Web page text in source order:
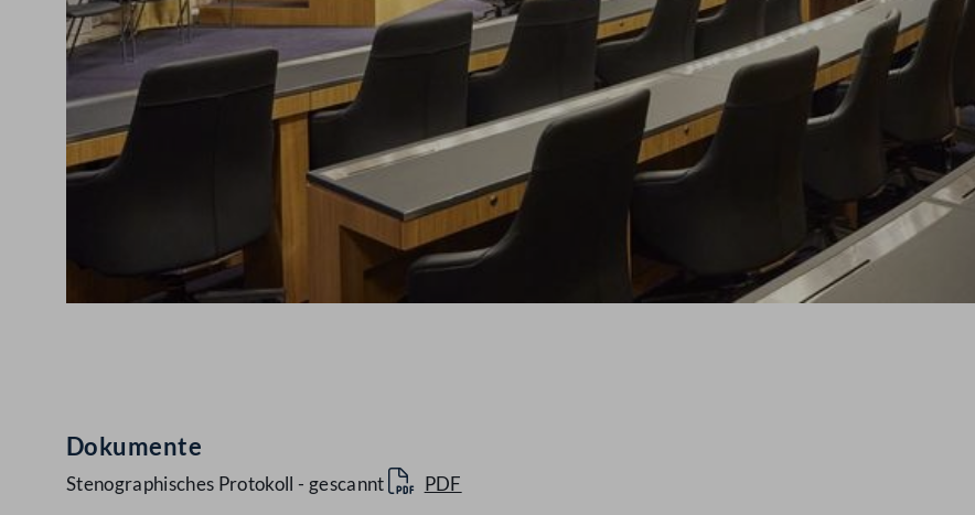
Dokumente
Stenographisches Protokoll - gescannt PDF